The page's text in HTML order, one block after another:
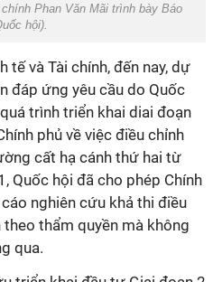
Phan Văn Mãi trình bày Báo
hội).
tế và Tài chính, đến nay, dự
đáp ứng yêu cầu do Quốc
trình triển khai diai đoạn
phủ về việc điều chỉnh
cất hạ cánh thứ hai từ
Quốc hội đã cho phép Chính
nghiên cứu khả thi điều
thẩm quyền mà không
qua.